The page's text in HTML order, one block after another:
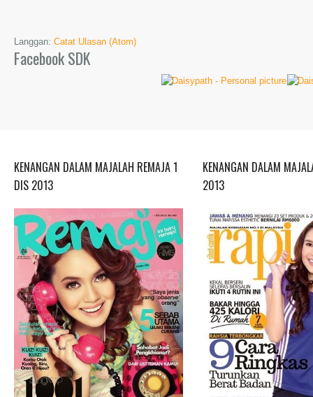
Langgan: Catat Ulasan (Atom)
Facebook SDK
KENANGAN DALAM MAJALAH REMAJA 1
DIS 2013
KENANGAN DALAM
2013